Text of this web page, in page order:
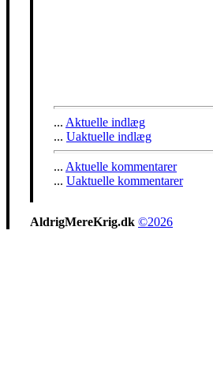
... Aktuelle indlæg
... Uaktuelle indlæg
... Aktuelle kommentarer
... Uaktuelle kommentarer
AldrigMereKrig.dk ©2026